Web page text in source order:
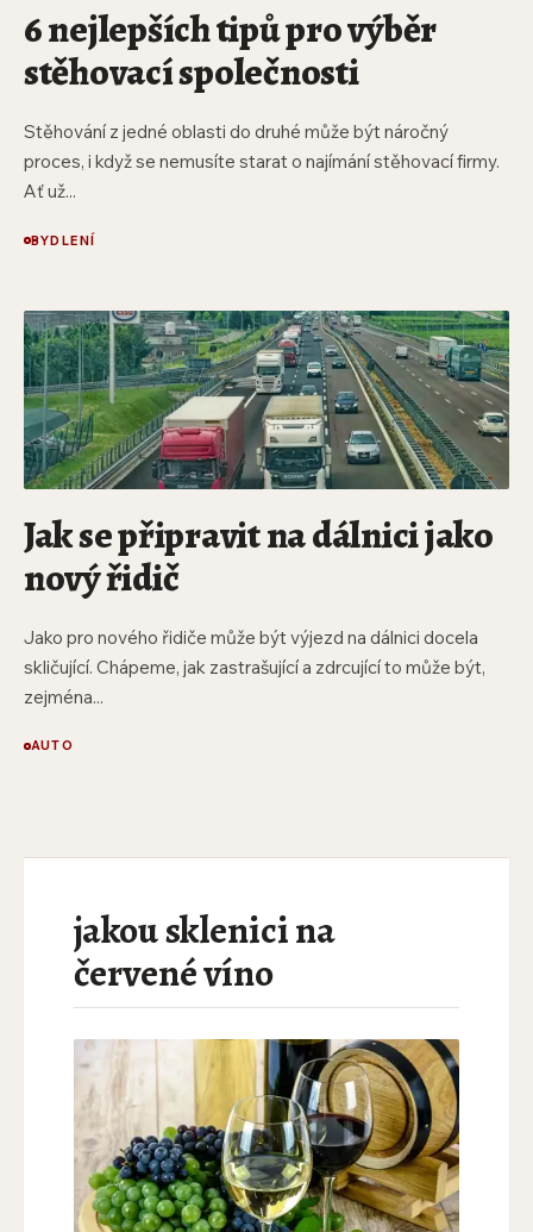
6 nejlepších tipů pro výběr
stěhovací společnosti
Stěhování z jedné oblasti do druhé může být náročný
proces, i když se nemusíte starat o najímání stěhovací firmy.
Ať už...
BYDLENÍ
Jak se připravit na dálnici jako
nový řidič
Jako pro nového řidiče může být výjezd na dálnici docela
skličující. Chápeme, jak zastrašující a zdrcující to může být,
zejména...
AUTO
jakou sklenici na
červené víno